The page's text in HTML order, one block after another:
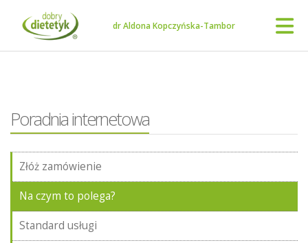
dr Aldona Kopczyńska-Tambor
Poradnia internetowa
Złóż zamówienie
Na czym to polega?
Standard usługi